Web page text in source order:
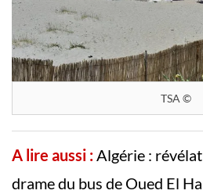
TSA ©
A lire aussi :Algérie :
drame du bus de Oued El